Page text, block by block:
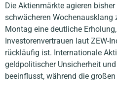
Die Aktienmärkte agieren
schwächeren Wochenausklang
Montag eine deutliche
Investorenvertrauen laut ZEW-
rückläufig ist. Internationale
geldpolitischer Unsicherheit
beeinflusst, während die